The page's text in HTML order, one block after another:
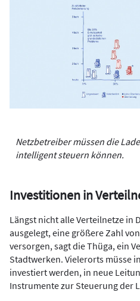
Netzbetreiber müssen die
intelligent steuern können.
Investitionen in
Längst nicht alle Verteilnetze in
ausgelegt, eine größere Zahl
versorgen, sagt die Thüga, ein
Stadtwerken. Vielerorts müsse
investiert werden, in neue
Instrumente zur Steuerung der